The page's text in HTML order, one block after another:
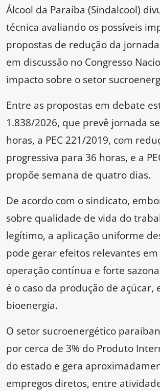
Álcool da Paraíba (Sindalcool)
técnica avaliando os possíveis
propostas de redução da
em discussão no Congresso
impacto sobre o setor
Entre as propostas em debate
1.838/2026, que prevê jornada
horas, a PEC 221/2019, com
progressiva para 36 horas, e a
propõe semana de quatro dias.
De acordo com o sindicato,
sobre qualidade de vida do
legítimo, a aplicação uniforme
pode gerar efeitos relevantes
operação contínua e forte
é o caso da produção de açúcar,
bioenergia.
O setor sucroenergético
por cerca de 3% do Produto
do estado e gera
empregos diretos, entre